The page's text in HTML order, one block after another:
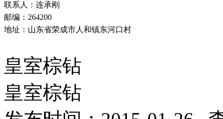
联系人：连承刚
邮编：264200
地址：山东省荣成市人和镇东河口村
皇室棕钻
皇室棕钻